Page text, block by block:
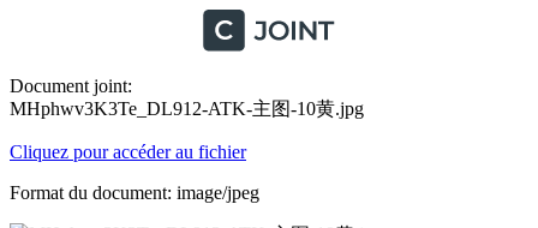
Document joint:
MHphwv3K3Te_DL912-ATK-主图-10黄.jpg
Cliquez pour accéder au fichier
Format du document: image/jpeg